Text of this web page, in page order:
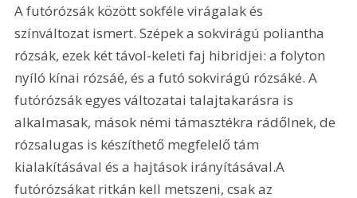
A futórózsák között sokféle virágalak és
színváltozat ismert. Szépek a sokvirágú poliantha
rózsák, ezek két távol-keleti faj hibridjei: a folyton
nyíló kínai rózsáé, és a futó sokvirágú rózsáké. A
futórózsák egyes változatai talajtakarásra is
alkalmasak, mások némi támasztékra rádőlnek, de
rózsalugas is készíthető megfelelő tám
kialakításával és a hajtások irányításával.A
futórózsákat ritkán kell metszeni, csak az